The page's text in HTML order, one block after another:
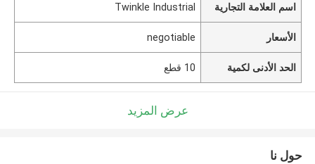
اسم العلامة التجارية Twinkle Industrial
الأسعار negotiable
الحد الأدنى لكمية 10 قطع
عرض المزيد
حول نا